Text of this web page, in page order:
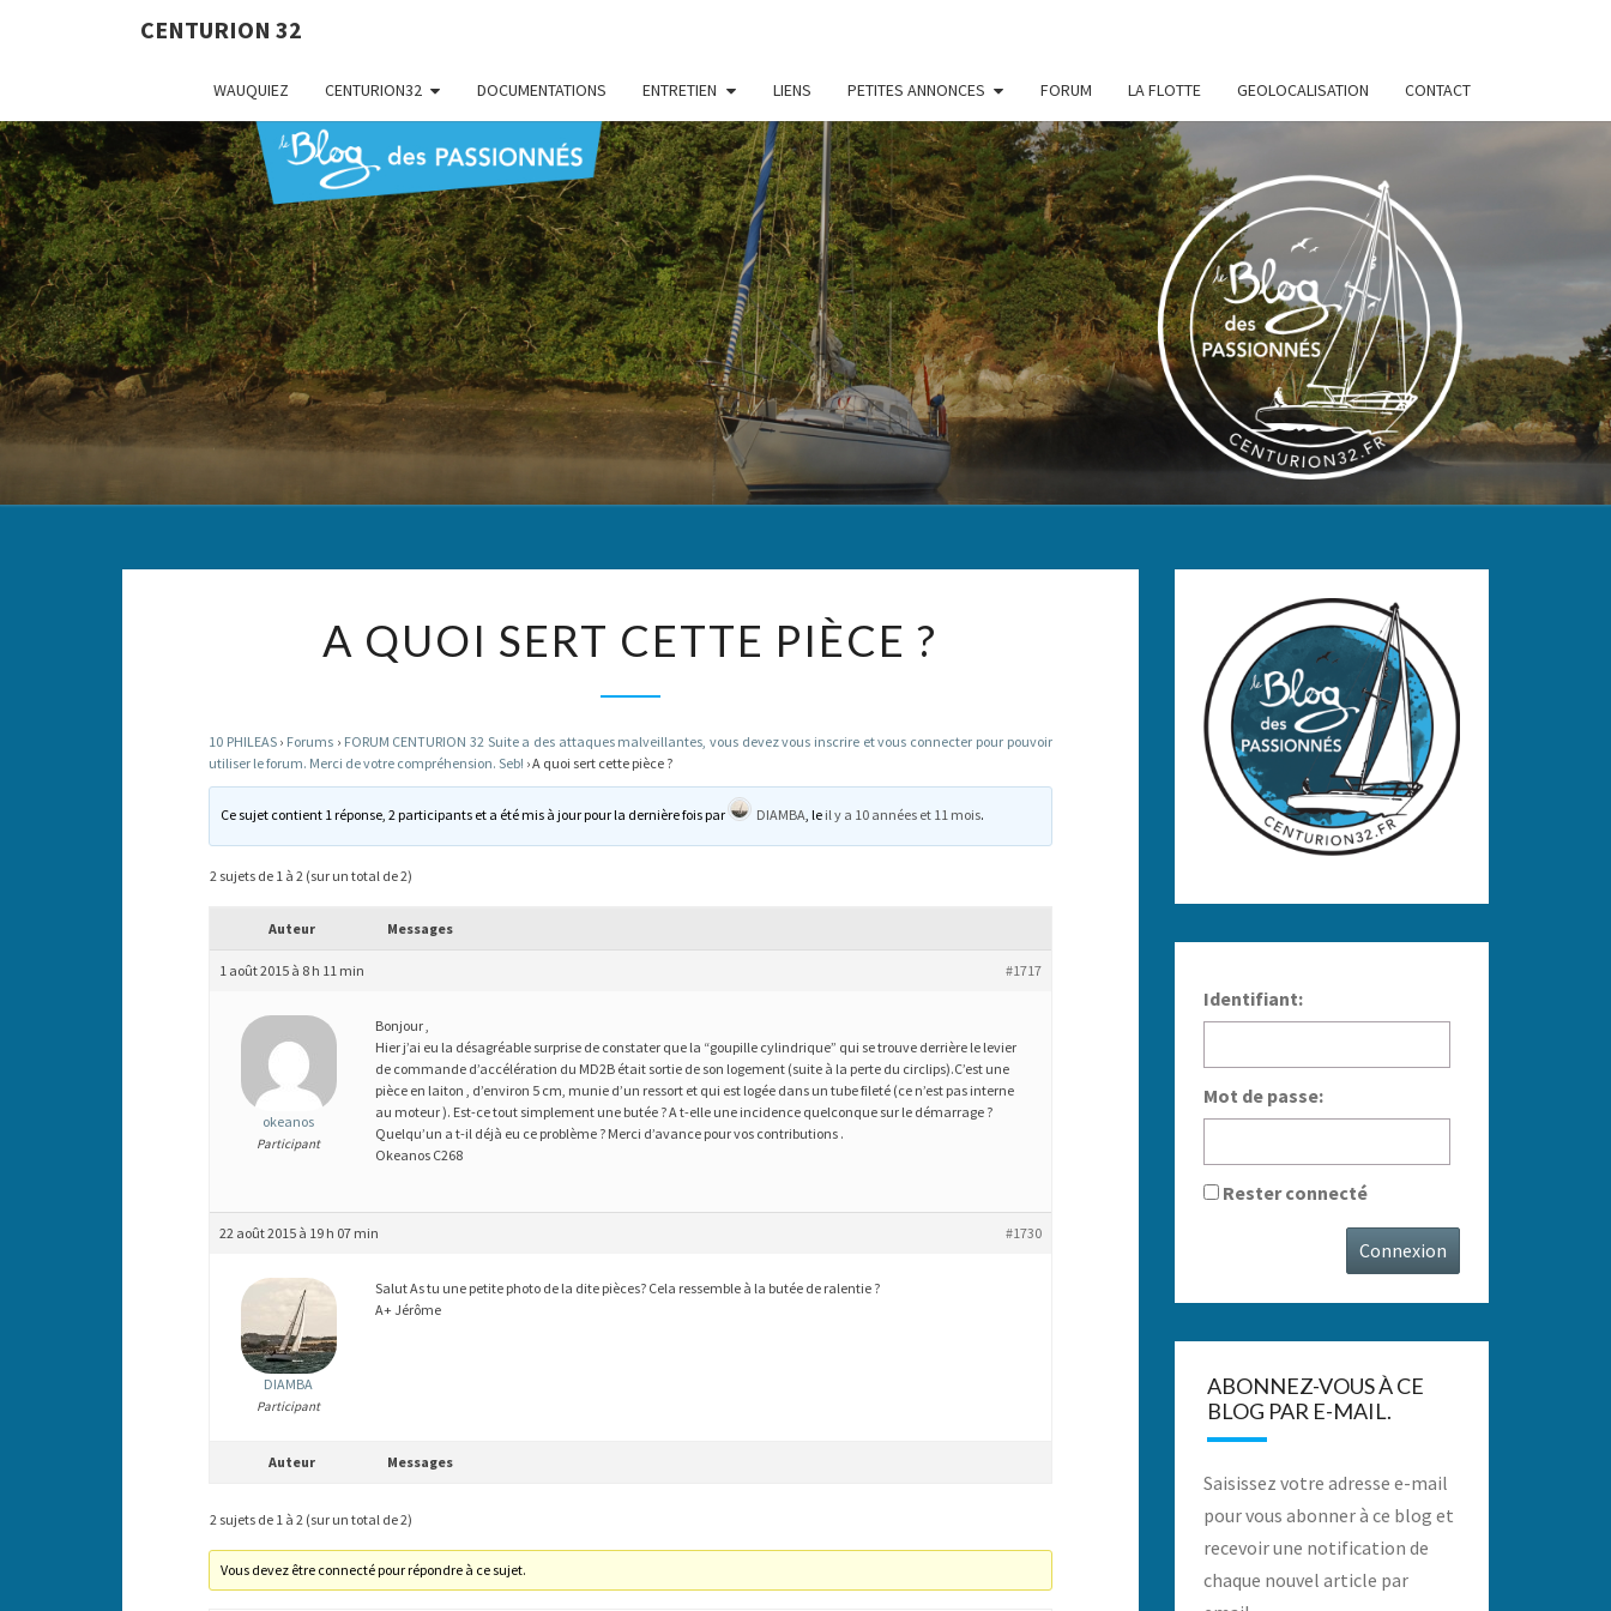
CENTURION 32
WAUQUIEZ CENTURION32 DOCUMENTATIONS ENTRETIEN LIENS PETITES ANNONCES FORUM LA FLOTTE GEOLOCALISATION CONTACT
CENTURION
32
Le Blog
Des
Passionnés
QUOI
PIÈCE
?
A QUOI SERT CETTE PIÈCE ?
10 PHILEAS › Forums › FORUM CENTURION 32 Suite a des attaques malveillantes, vous devez vous inscrire et vous connecter pour pouvoir
utiliser le forum. Merci de votre compréhension. Seb! ›A quoi sert cette pièce ?
Ce sujet contient 1 réponse, 2 participants et a été mis à jour pour la dernière fois par DIAMBA , le il y a 10 années et 11 mois.
2 sujets de 1 à 2 (sur un total de 2)
Auteur Messages
1 août 2015 à 8 h 11 min #1717
okeanos
Participant
Bonjour ,
Hier j’ai eu la désagréable surprise de constater que la “goupille cylindrique” qui se trouve derrière le levier
de commande d’accélération du MD2B était sortie de son logement (suite à la perte du circlips).C’est une
pièce en laiton , d’environ 5 cm, munie d’un ressort et qui est logée dans un tube fileté (ce n’est pas interne
au moteur ). Est-ce tout simplement une butée ? A t-elle une incidence quelconque sur le démarrage ?
Quelqu’un a t-il déjà eu ce problème ? Merci d’avance pour vos contributions .
Okeanos C268
22 août 2015 à 19 h 07 min #1730
DIAMBA
Participant
Salut As tu une petite photo de la dite pièces? Cela ressemble à la butée de ralentie ?
A+ Jérôme
Auteur Messages
2 sujets de 1 à 2 (sur un total de 2)
Vous devez être connecté pour répondre à ce sujet.
Identifiant:
Mot de passe:
Rester connecté
Connexion
ABONNEZ-VOUS À CE
BLOG PAR E-MAIL.
Saisissez votre adresse e-mail
pour vous abonner à ce blog et
recevoir une notification de
chaque nouvel article par